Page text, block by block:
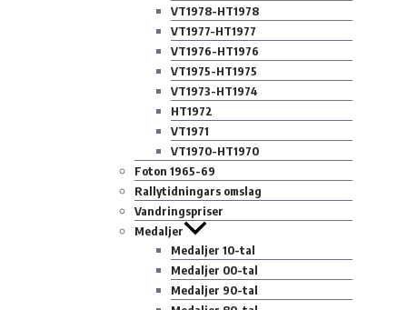
VT1978-HT1978
VT1977-HT1977
VT1976-HT1976
VT1975-HT1975
VT1973-HT1974
HT1972
VT1971
VT1970-HT1970
Foton 1965-69
Rallytidningars omslag
Vandringspriser
Medaljer
Medaljer 10-tal
Medaljer 00-tal
Medaljer 90-tal